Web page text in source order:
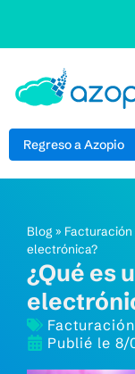
Regreso a Azopio
Blog »
electrónica?
¿Qué es
Publié le 8/